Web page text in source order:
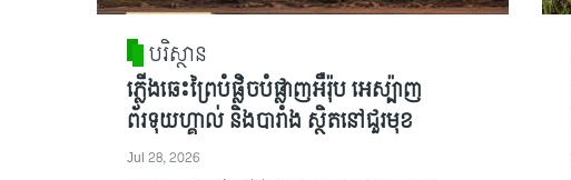
បរិស្ថាន
ភ្លើងឆេះព្រៃបំផ្លិចបំផ្លាញអឺរ៉ុប អេស្ប៉ាញ
ព័រទុយហ្គាល់ និងបារាំង ស្ថិតនៅជួរមុខ
Jul 28, 2026